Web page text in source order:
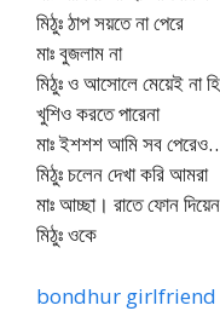
মিঠুঃ ঠাপ সয়তে না পেরে
মাঃ বুজলাম না
মিঠুঃ ও আসোলে মেয়েই না
খুশিও করতে পারেনা
মাঃ ইশশশ আমি সব
মিঠুঃ চলেন দেখা করি আমরা
মাঃ আচ্ছা। রাতে ফোন
মিঠুঃ ওকে
bondhur girlfriend ke